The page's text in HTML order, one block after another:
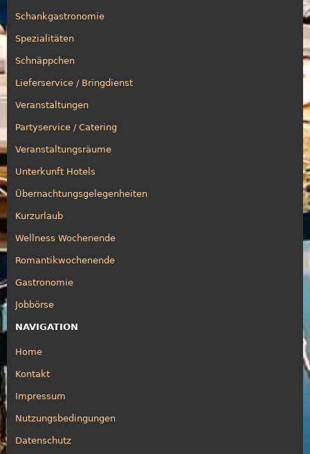
Schankgastronomie
Spezialitäten
Schnäppchen
Lieferservice / Bringdienst
Veranstaltungen
Partyservice / Catering
Veranstaltungsräume
Unterkunft Hotels
Übernachtungsgelegenheiten
Kurzurlaub
Wellness Wochenende
Romantikwochenende
Gastronomie
Jobbörse
NAVIGATION
Home
Kontakt
Impressum
Nutzungsbedingungen
Datenschutz